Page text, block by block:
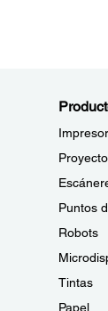
Puntos
Robots
Tintas
Papel